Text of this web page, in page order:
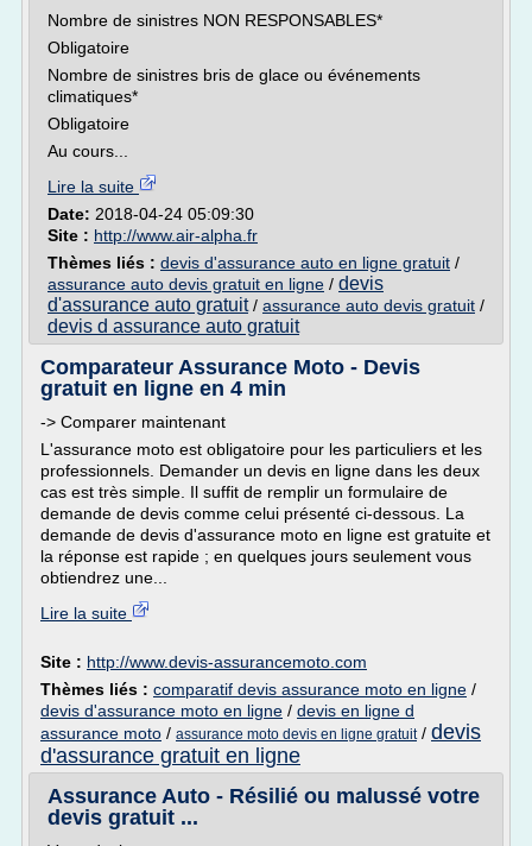
Nombre de sinistres NON RESPONSABLES*
Obligatoire
Nombre de sinistres bris de glace ou événements
climatiques*
Obligatoire
Au cours...
Lire la suite
Date: 2018-04-24 05:09:30
Site : http://www.air-alpha.fr
Thèmes liés : devis d'assurance auto en ligne gratuit /
assurance auto devis gratuit en ligne / devis
d'assurance auto gratuit/ assurance auto devis gratuit /
devis d assurance auto gratuit
Comparateur Assurance Moto - Devis
gratuit en ligne en 4 min
-> Comparer maintenant
L'assurance moto est obligatoire pour les particuliers et les
professionnels. Demander un devis en ligne dans les deux
cas est très simple. Il suffit de remplir un formulaire de
demande de devis comme celui présenté ci-dessous. La
demande de devis d'assurance moto en ligne est gratuite et
la réponse est rapide ; en quelques jours seulement vous
obtiendrez une...
Lire la suite
Site : http://www.devis-assurancemoto.com
Thèmes liés : comparatif devis assurance moto en ligne /
devis d'assurance moto en ligne / devis en ligne d
assurance moto / assurance moto devis en ligne gratuit/ devis
d'assurance gratuit en ligne
Assurance Auto - Résilié ou malussé votre
devis gratuit ...